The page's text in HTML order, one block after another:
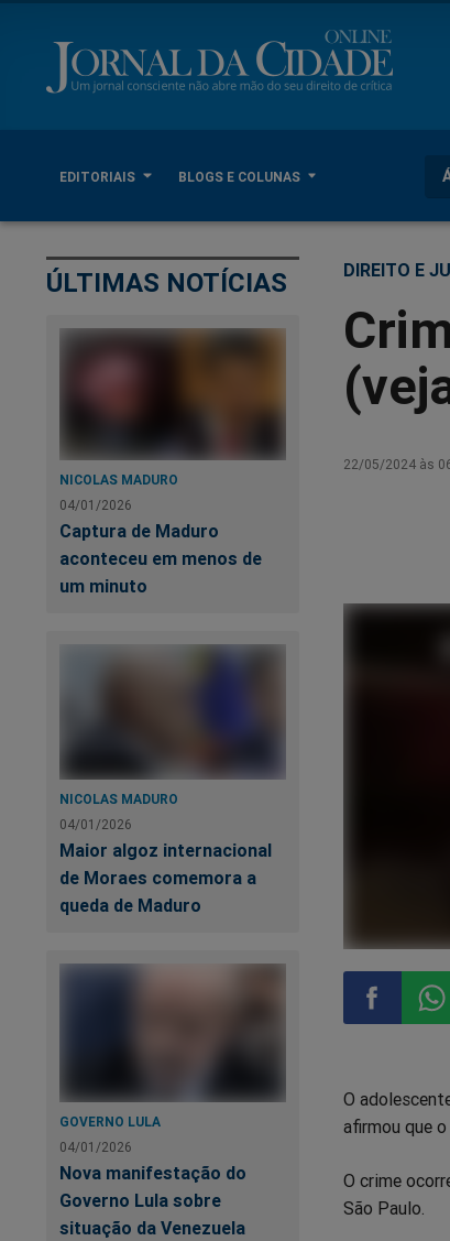
EDITORIAIS BLOGS E COLUNAS
ÚLTIMAS NOTÍCIAS
NICOLAS MADURO
04/01/2026
Captura de Maduro
aconteceu em menos de
um minuto
NICOLAS MADURO
04/01/2026
Maior algoz internacional
de Moraes comemora a
queda de Maduro
GOVERNO LULA
04/01/2026
Nova manifestação do
Governo Lula sobre
situação da Venezuela
DIREITO E
22/05/2024 às
no
no
O
afirmou que
O crime
São Paulo.